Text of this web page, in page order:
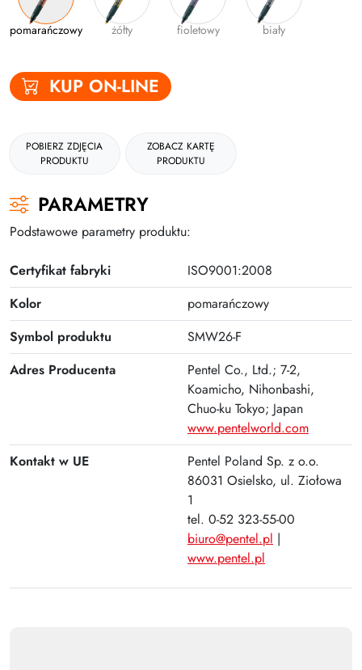
Gumki
Plastyczne i kreatywne
Produkty upominkowe
Wyprawka szkolna
Nożyczki
Zszywacze | Zszywki
Kamuflaż dokumentów
Zero Max Teczka Skoroszytowa
Plus
pomarańczowy żółty fioletowy biały
KUP ON-LINE
POBIERZ ZDJĘCIA
PRODUKTU
ZOBACZ KARTĘ
PRODUKTU
PARAMETRY
Podstawowe parametry produktu:
Certyfikat fabryki
ISO9001:2008
Kolor
pomarańczowy
Symbol produktu
SMW26-F
Adres Producenta
Pentel Co., Ltd.; 7-2,
Koamicho, Nihonbashi,
Chuo-ku Tokyo; Japan
www.pentelworld.com
Kontakt w UE
Pentel Poland Sp. z o.o.
86031 Osielsko, ul. Ziołowa
1
tel. 0-52 323-55-00
biuro@pentel.pl |
www.pentel.pl